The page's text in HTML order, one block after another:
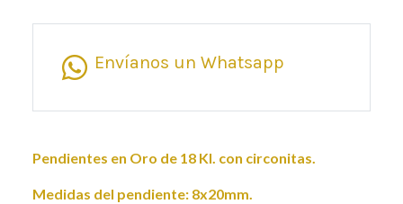
Envíanos un Whatsapp
Pendientes en Oro de 18 Kl. con circonitas.
Medidas del pendiente: 8x20mm.